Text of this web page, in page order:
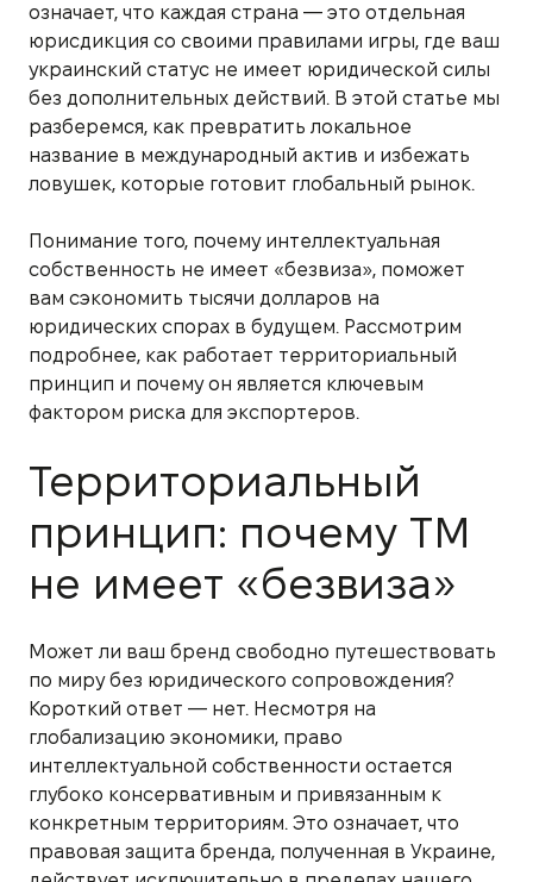
означает, что каждая страна — это отдельная
юрисдикция со своими правилами игры, где ваш
украинский статус не имеет юридической силы
без дополнительных действий. В этой статье мы
разберемся, как превратить локальное
название в международный актив и избежать
ловушек, которые готовит глобальный рынок.
Понимание того, почему интеллектуальная
собственность не имеет «безвиза», поможет
вам сэкономить тысячи долларов на
юридических спорах в будущем. Рассмотрим
подробнее, как работает территориальный
принцип и почему он является ключевым
фактором риска для экспортеров.
Территориальный
принцип: почему ТМ
не имеет «безвиза»
Может ли ваш бренд свободно путешествовать
по миру без юридического сопровождения?
Короткий ответ — нет. Несмотря на
глобализацию экономики, право
интеллектуальной собственности остается
глубоко консервативным и привязанным к
конкретным территориям. Это означает, что
правовая защита бренда, полученная в Украине,